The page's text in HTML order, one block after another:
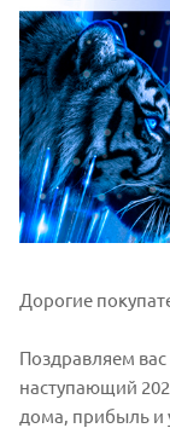
Дорогие
Поздравляем
наступающий
дома, прибыль и